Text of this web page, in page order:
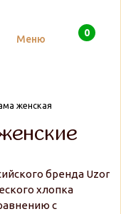
Меню
0
женская
бренда Uzor
хлопка
с